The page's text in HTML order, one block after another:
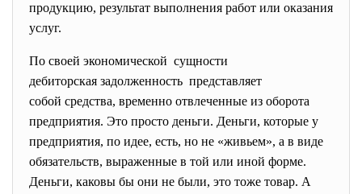
продукцию, результат выполнения работ или оказания
услуг.
По своей экономической сущности
дебиторская задолженность представляет
собой средства, временно отвлеченные из оборота
предприятия. Это просто деньги. Деньги, которые у
предприятия, по идее, есть, но не «живьем», а в виде
обязательств, выраженные в той или иной форме.
Деньги, каковы бы они не были, это тоже товар. А